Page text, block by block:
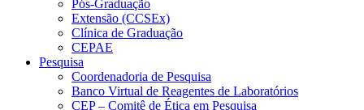
Pós-Graduação
Extensão (CCSEx)
Clínica de Graduação
CEPAE
Pesquisa
Coordenadoria de Pesquisa
Banco Virtual de Reagentes de Laboratórios
CEP – Comitê de Ética em Pesquisa